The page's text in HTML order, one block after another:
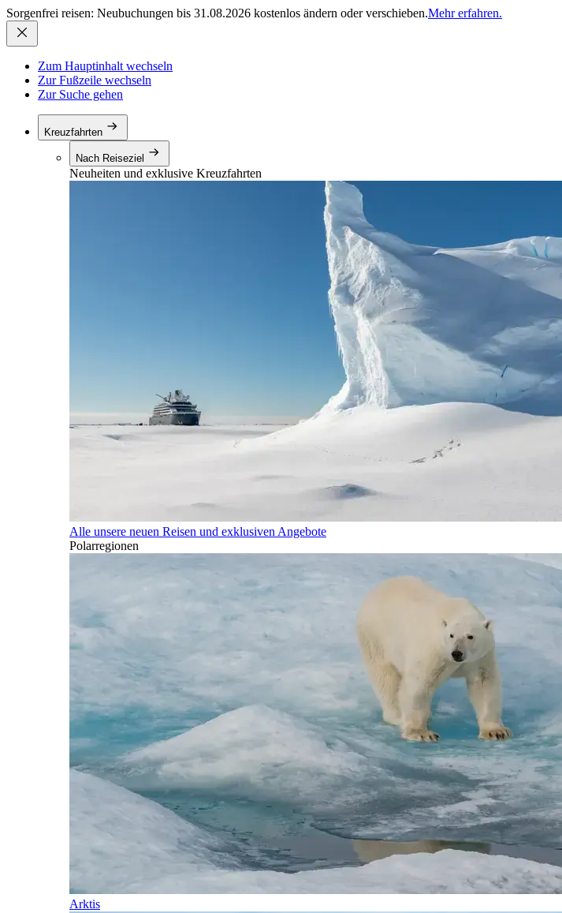
Sorgenfrei reisen: Neubuchungen bis 31.08.2026 kostenlos ändern oder verschieben.Mehr erfahren.
Zum Hauptinhalt wechseln
Zur Fußzeile wechseln
Zur Suche gehen
Kreuzfahrten
Nach Reiseziel
Neuheiten und exklusive Kreuzfahrten
Alle unsere neuen Reisen und exklusiven Angebote
Polarregionen
Arktis